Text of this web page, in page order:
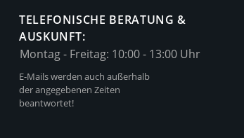
TELEFONISCHE BERATUNG &
AUSKUNFT:
Montag - Freitag: 10:00 - 13:00 Uhr
E-Mails werden auch außerhalb
der angegebenen Zeiten
beantwortet!